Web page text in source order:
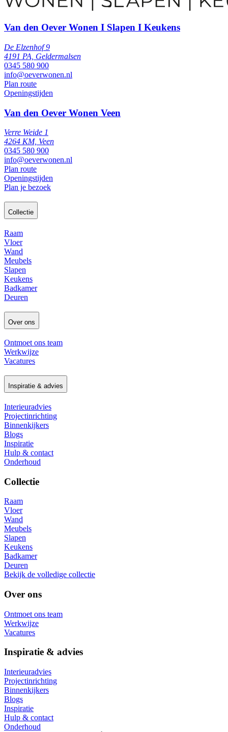
Van den Oever Wonen I Slapen I Keukens
De Elzenhof 9
4191 PA, Geldermalsen
0345 580 900
info@oeverwonen.nl
Plan route
Openingstijden
Van den Oever Wonen Veen
Verre Weide 1
4264 KM, Veen
0345 580 900
info@oeverwonen.nl
Plan route
Openingstijden
Plan je bezoek
Collectie
Raam
Vloer
Wand
Meubels
Slapen
Keukens
Badkamer
Deuren
Over ons
Ontmoet ons team
Werkwijze
Vacatures
Inspiratie & advies
Interieuradvies
Projectinrichting
Binnenkijkers
Blogs
Inspiratie
Hulp & contact
Onderhoud
Collectie
Raam
Vloer
Wand
Meubels
Slapen
Keukens
Badkamer
Deuren
Bekijk de volledige collectie
Over ons
Ontmoet ons team
Werkwijze
Vacatures
Inspiratie & advies
Interieuradvies
Projectinrichting
Binnenkijkers
Blogs
Inspiratie
Hulp & contact
Onderhoud